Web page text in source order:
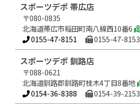
スポーツデポ 帯広店
〒080-0835
北海道帯広市稲田町南八線西10番6
0155-47-8151
0155-47-8153
スポーツデポ 釧路店
〒088-0621
北海道釧路郡釧路町桂木4丁目8番地
0154-36-8388
0154-39-2153